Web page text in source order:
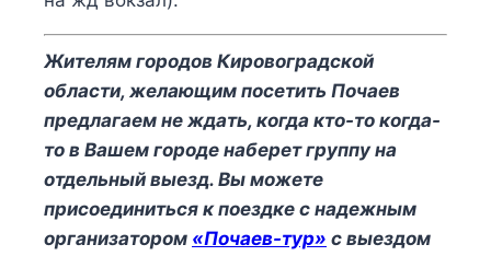
Жителям городов Кировоградской
области, желающим посетить Почаев
предлагаем не ждать, когда кто-то когда-
то в Вашем городе наберет группу на
отдельный выезд. Вы можете
присоединиться к поездке с надежным
организатором «Почаев-тур» с выездом